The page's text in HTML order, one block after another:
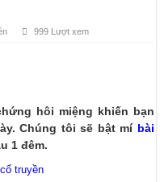
999 Lượt xem
hôi miệng khiến bạn
Chúng tôi sẽ bật mí bài
1 đêm.
truyền